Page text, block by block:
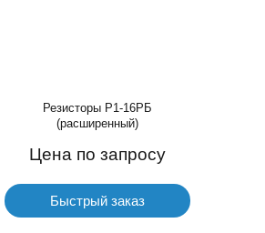
Резисторы Р1-16РБ
(расширенный)
Цена по запросу
Быстрый заказ